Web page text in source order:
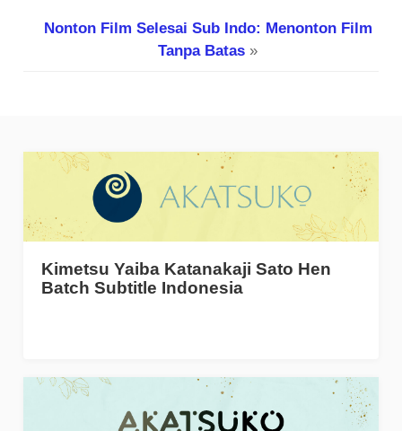
Nonton Film Selesai Sub Indo: Menonton Film
Tanpa Batas »
Kimetsu Yaiba Katanakaji Sato Hen
Batch Subtitle Indonesia